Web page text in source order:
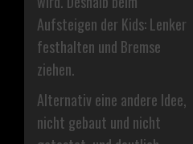
Aufsteigen der Kids: Lenker
festhalten und Bremse
ziehen.
Alternativ eine andere Idee,
nicht gebaut und nicht